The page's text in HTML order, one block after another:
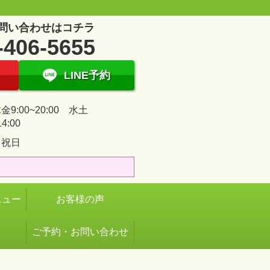
い合わせはコチラ
5655
LINE予約
金9:00~20:00 水土
日
ー お客様の声
ご予約・お問い合わせ